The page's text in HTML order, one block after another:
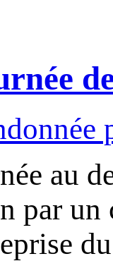
au
par